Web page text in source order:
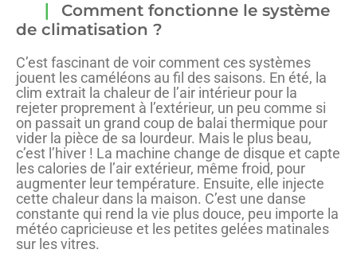
Comment fonctionne le système
de climatisation ?
C’est fascinant de voir comment ces systèmes
jouent les caméléons au fil des saisons. En été, la
clim extrait la chaleur de l’air intérieur pour la
rejeter proprement à l’extérieur, un peu comme si
on passait un grand coup de balai thermique pour
vider la pièce de sa lourdeur. Mais le plus beau,
c’est l’hiver ! La machine change de disque et capte
les calories de l’air extérieur, même froid, pour
augmenter leur température. Ensuite, elle injecte
cette chaleur dans la maison. C’est une danse
constante qui rend la vie plus douce, peu importe la
météo capricieuse et les petites gelées matinales
sur les vitres.